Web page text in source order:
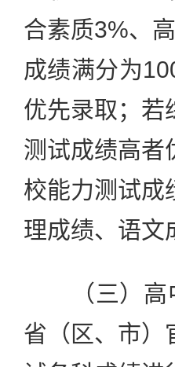
合素质3%、
成绩满分为
优先录取；若
测试成绩高者
校能力测试成
理成绩、语文
（三）高中
省（区、市）